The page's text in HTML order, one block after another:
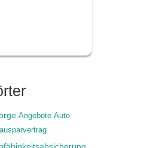
Angebote Auto